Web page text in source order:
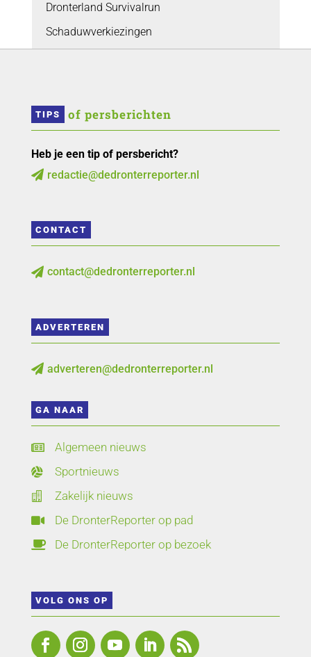
Dronterland Survivalrun
Schaduwverkiezingen
TIPS of persberichten
Heb je een tip of persbericht?
 redactie@dedronterreporter.nl
CONTACT
 contact@dedronterreporter.nl
ADVERTEREN
 adverteren@dedronterreporter.nl
GA NAAR
 Algemeen nieuws
 Sportnieuws
 Zakelijk nieuws
 De DronterReporter op pad
 De DronterReporter op bezoek
VOLG ONS OP